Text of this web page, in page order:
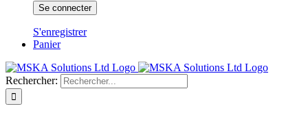
S'enregistrer
Panier
Rechercher: